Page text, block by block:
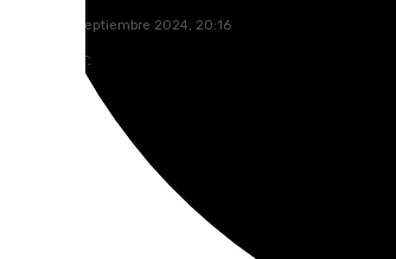
martes, 17 septiembre 2024, 20:16
Compartir: